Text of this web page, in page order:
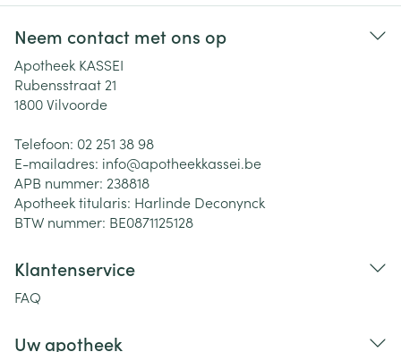
Neem contact met ons op
Apotheek KASSEI
Rubensstraat 21
1800Vilvoorde
Telefoon: 02 251 38 98
E-mailadres: info@apotheekkassei.be
APB nummer: 238818
Apotheek titularis: Harlinde Deconynck
BTW nummer: BE0871125128
Klantenservice
FAQ
Uw apotheek